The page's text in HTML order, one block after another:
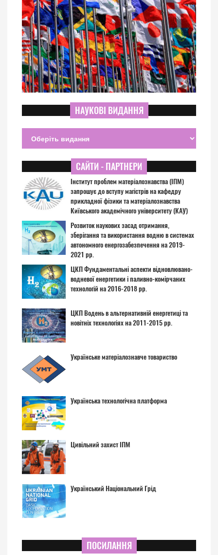
НАУКОВІ ВИДАННЯ
САЙТИ - ПАРТНЕРИ
Інститут проблем матеріалознавства (ІПМ)
запрошує до вступу магістрів на кафедру
прикладної фізики та матеріалознавства
Київського академічного університету (КАУ)
Розвиток наукових засад отримання,
зберігання та використання водню в системах
автономного енергозабезпечення на 2019-
2021 рр.
ЦКП Фундаментальні аспекти відновлювано-
водневої енергетики і паливно-комірчаних
технологій на 2016-2018 рр.
ЦКП Водень в альтернативній енергетиці та
новітніх технологіях на 2011-2015 рр.
Українське матеріалознавче товариство
Українська технологічна платформа
Цивільний захист ІПМ
Український Національний Грід
ПОСИЛАННЯ